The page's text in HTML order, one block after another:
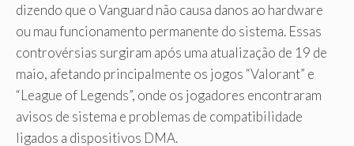
dizendo que o Vanguard não causa danos ao hardware
ou mau funcionamento permanente do sistema. Essas
controvérsias surgiram após uma atualização de 19 de
maio, afetando principalmente os jogos “Valorant” e
“League of Legends”, onde os jogadores encontraram
avisos de sistema e problemas de compatibilidade
ligados a dispositivos DMA.